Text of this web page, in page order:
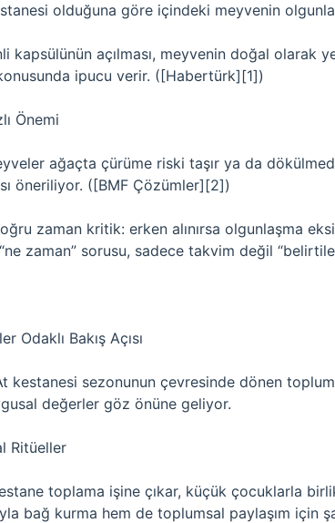
olduğuna göre içindeki meyvenin
kapsülünün açılması, meyvenin doğal olarak
ipucu verir. ([Habertürk][1])
Önemi
ağaçta çürüme riski taşır ya da
öneriliyor. ([BMF Çözümler][2])
zaman kritik: erken alınırsa olgunlaşma
zaman” sorusu, sadece takvim değil
Odaklı Bakış Açısı
kestanesi sezonunun çevresinde dönen
değerler göz önüne geliyor.
Ritüeller
toplama işine çıkar, küçük çocuklarla
bağ kurma hem de toplumsal paylaşım için